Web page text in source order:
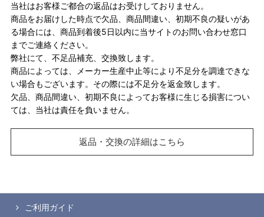
当社はお客様ご都合の返品はお受けしておりません。
商品をお届けした時点で欠品、商品間違い、初期不良の疑いがあ
る場合には、商品到着後5日以内に当サイトのお問い合わせ窓口
までご連絡ください。
弊社にて、不足品補充、交換致します。
商品によっては、メーカー生産中止等により不足分を調達できな
い場合もございます。その際には不足分を返金致します。
欠品、商品間違い、初期不良によってお客様に生じる損害につい
ては、当社は責任を負いません。
返品・交換の詳細はこちら
ご利用ガイド